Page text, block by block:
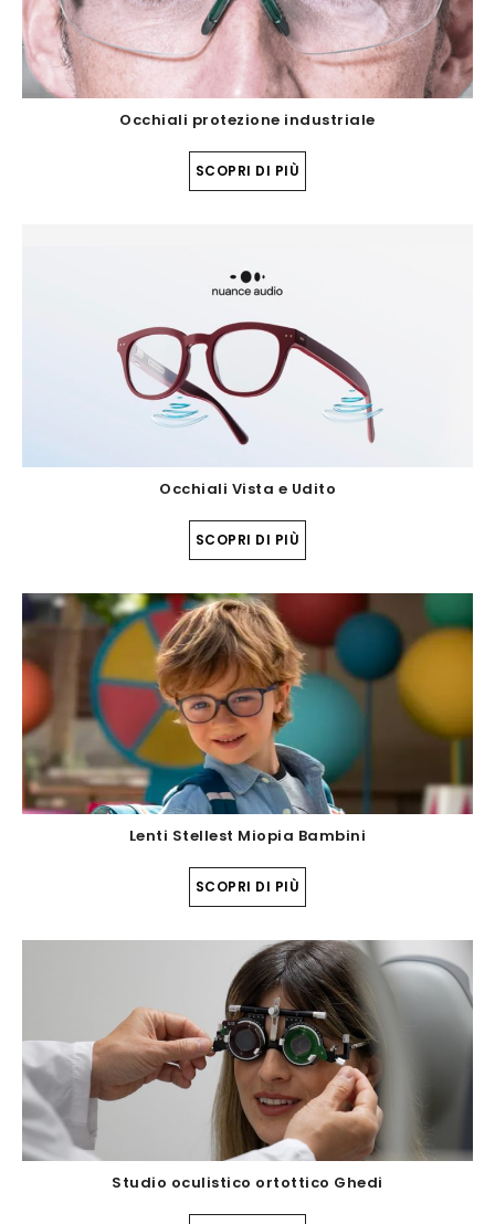
Occhiali protezione industriale
SCOPRI DI PIÙ
Occhiali Vista e Udito
SCOPRI DI PIÙ
Lenti Stellest Miopia Bambini
SCOPRI DI PIÙ
Studio oculistico ortottico Ghedi